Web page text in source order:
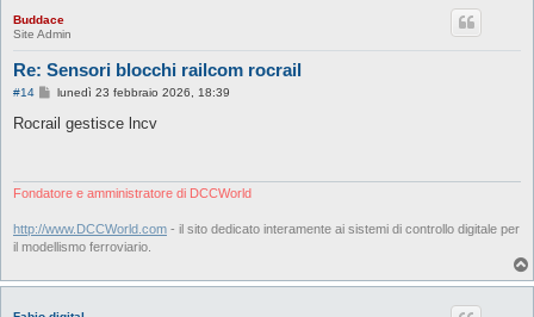
Buddace
Site Admin
Re: Sensori blocchi railcom rocrail
#14
M
s
i
lunedì 23 febbraio 2026, 18:39
Rocrail gestisce lncv
Fondatore e amministratore di DCCWorld
http://www.DCCWorld.com - il sito dedicato interamente ai sistemi di controllo digitale per
il modellismo ferroviario.